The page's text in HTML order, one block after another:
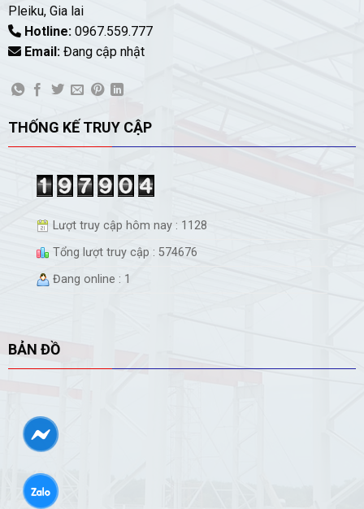
Pleiku, Gia lai
Hotline:0967.559.777
Email:Đang cập nhật
THỐNG KẾ TRUY CẬP
Lượt truy cập hôm nay : 1128
Tổng lượt truy cập : 574676
Đang online : 1
BẢN ĐỒ